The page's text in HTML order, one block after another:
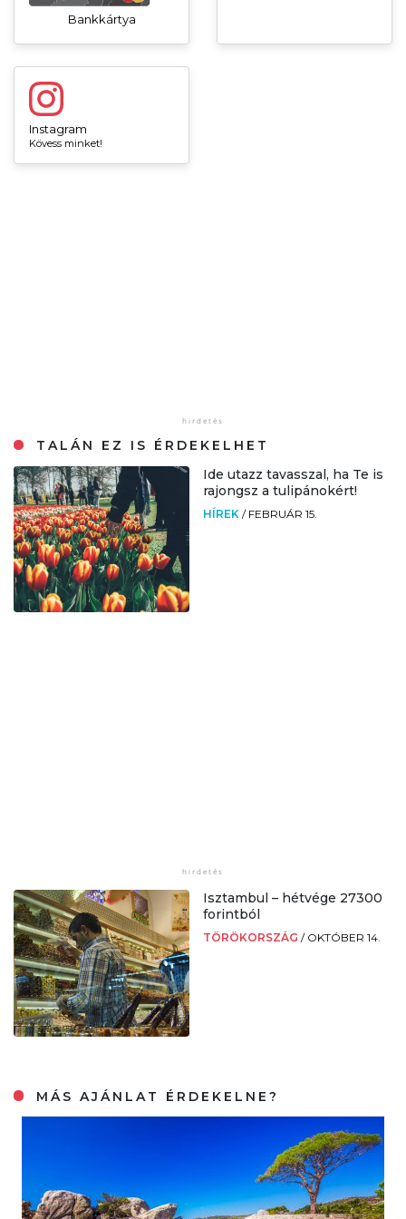
Bankkártya
Instagram
Kövess minket!
TALÁN EZ IS ÉRDEKELHET
Ide utazz tavasszal, ha Te is
rajongsz a tulipánokért!
HÍREK / FEBRUÁR 15.
Isztambul – hétvége 27300
forintból
TÖRÖKORSZÁG / OKTÓBER 14.
MÁS AJÁNLAT ÉRDEKELNE?